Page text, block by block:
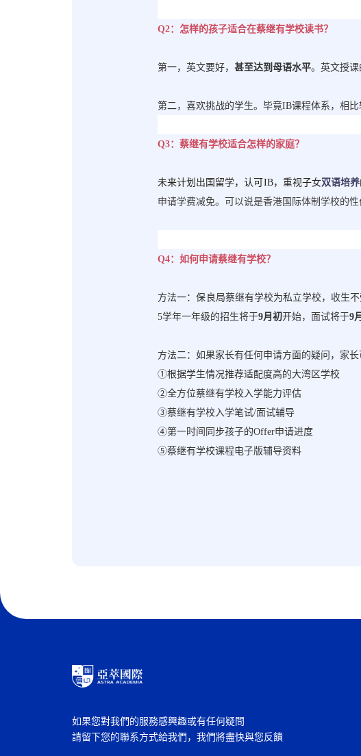
Q2：怎样的孩子适合在蔡继有学校读书？
第一，英文要好，甚至达到母语水平。英文授课
第二，喜欢挑战的学生。毕竟IB课程体系，相比
Q3：蔡继有学校适合怎样的家庭？
未来计划出国留学，认可 IB，重视子女双语培养
申请学费减免。可以说是香港国际体制学校的性
Q4：如何申请蔡继有学校？
方法一：保良局蔡继有学校为私立学校，收生
5学年一年级的招生将于9月初开始，面试将于9
方法二：如果家长有任何申请方面的疑问，家
①根据学生情况推荐适配度高的大湾区学校
②全方位蔡继有学校入学能力评估
③蔡继有学校入学笔试/面试辅导
④第一时间同步孩子的Offer申请进度
⑤蔡继有学校课程电子版辅导资料
如果您對我們的服務感興趣或有任何疑問
請留下您的聯系方式給我們，我們將盡快與您反饋